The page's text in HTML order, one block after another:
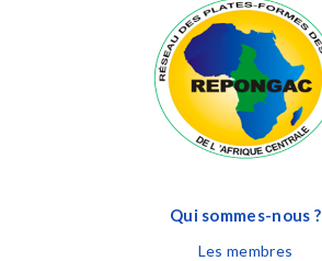
Qui sommes-nous ?
Les membres